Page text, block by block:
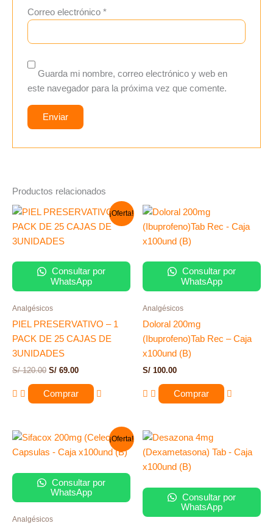
Correo electrónico*
Guarda mi nombre, correo electrónico y web en
este navegador para la próxima vez que comente.
Productos relacionados
¡Oferta!
Consultar por
WhatsApp
Analgésicos
PIEL PRESERVATIVO – 1
PACK DE 25 CAJAS DE
3UNIDADES
S/120.00
El
original
era:
S/ 69.00
El
actual
Comprar
Consultar por
WhatsApp
Analgésicos
Doloral 200mg
(Ibuprofeno)Tab Rec – Caja
x100und (B)
S/ 100.00
Comprar
¡Oferta!
Consultar por
WhatsApp
Analgésicos
El
original
El
precio
actual
Consultar por
WhatsApp